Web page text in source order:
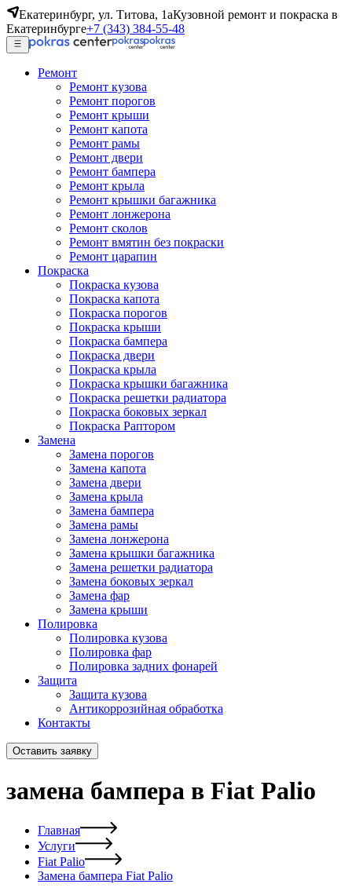
Екатеринбург, ул. Титова, 1аКузовной ремонт и покраска в
Екатеринбурге+7 (343) 384-55-48
Ремонт
Ремонт кузова
Ремонт порогов
Ремонт крыши
Ремонт капота
Ремонт рамы
Ремонт двери
Ремонт бампера
Ремонт крыла
Ремонт крышки багажника
Ремонт лонжерона
Ремонт сколов
Ремонт вмятин без покраски
Ремонт царапин
Покраска
Покраска кузова
Покраска капота
Покраска порогов
Покраска крыши
Покраска бампера
Покраска двери
Покраска крыла
Покраска крышки багажника
Покраска решетки радиатора
Покраска боковых зеркал
Покраска Раптором
Замена
Замена порогов
Замена капота
Замена двери
Замена крыла
Замена бампера
Замена рамы
Замена лонжерона
Замена крышки багажника
Замена решетки радиатора
Замена боковых зеркал
Замена фар
Замена крыши
Полировка
Полировка кузова
Полировка фар
Полировка задних фонарей
Защита
Защита кузова
Антикоррозийная обработка
Контакты
Оставить заявку
замена бампера в Fiat Palio
Главная
Услуги
Fiat Palio
Замена бампера Fiat Palio